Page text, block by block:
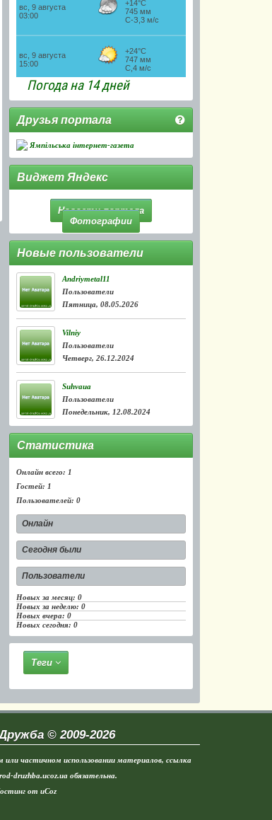
Погода на 14 дней
Друзья портала
Ямпільська інтернет-газета
Виджет Яндекс
Новости портала
Фотографии
Новые пользователи
Andriymetal11
Пользователи
Пятница, 08.05.2026
Vilniy
Пользователи
Четверг, 26.12.2024
Suhvaua
Пользователи
Понедельник, 12.08.2024
Статистика
Онлайн всего: 1
Гостей: 1
Пользователей: 0
Онлайн
Сегодня были
Пользователи
Новых за месяц: 0
Новых за неделю: 0
Новых вчера: 0
Новых сегодня: 0
Теги
© 2009-2026
или частичном использовании материалов, ссылка
druzhba.ucoz.ua обязательна.
от uCoz